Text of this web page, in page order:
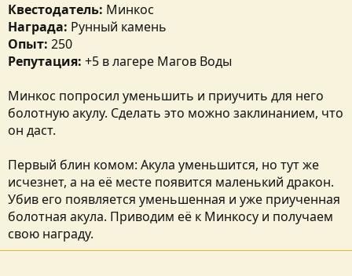
н
и
Квестодатель: Минкос
Награда: Рунный камень
Опыт: 250
Репутация: +5 в лагере Магов Воды
Минкос попросил уменьшить и приучить для него
болотную акулу. Сделать это можно заклинанием, что
он даст.
Первый блин комом: Акула уменьшится, но тут же
исчезнет, а на её месте появится маленький дракон.
Убив его появляется уменьшенная и уже приученная
болотная акула. Приводим её к Минкосу и получаем
свою награду.